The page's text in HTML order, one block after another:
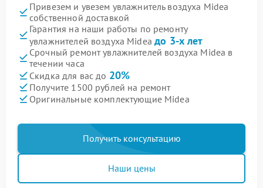
Привезем и увезем увлажнитель воздуха Midea
собственной доставкой
Гарантия на наши работы по ремонту
увлажнителей воздуха Mideaдо 3-х лет
Срочный ремонт увлажнителей воздуха Midea в
течении часа
Скидка для вас до 20%
Получите 1500 рублей на ремонт
Оригинальные комплектующие Midea
Получить консультацию
Наши цены